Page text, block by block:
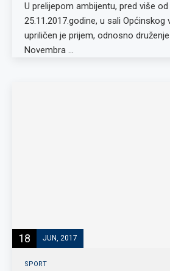
U prelijepom ambijentu, pred više od
25.11.2017.godine, u sali Općinskog
upriličen je prijem, odnosno
Novembra …
18 JUN, 2017
SPORT